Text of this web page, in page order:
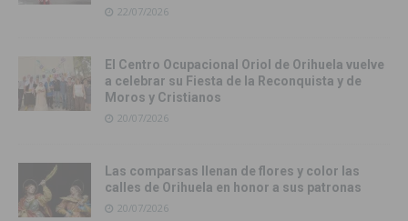
22/07/2026
El Centro Ocupacional Oriol de Orihuela vuelve
a celebrar su Fiesta de la Reconquista y de
Moros y Cristianos
20/07/2026
Las comparsas llenan de flores y color las
calles de Orihuela en honor a sus patronas
20/07/2026